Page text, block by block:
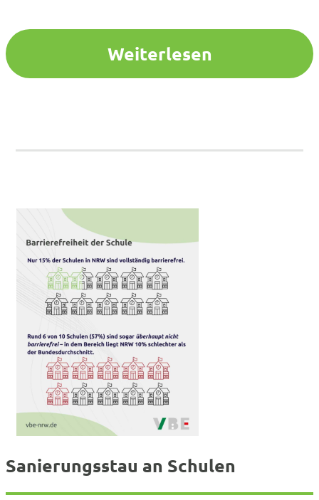
bestehen: ausreichend Menschen für den
Lehrerberuf zu gewinnen und dauerhaft in den
Schulen zu halten.…Weiterlesen
Sanierungsstau an Schulen